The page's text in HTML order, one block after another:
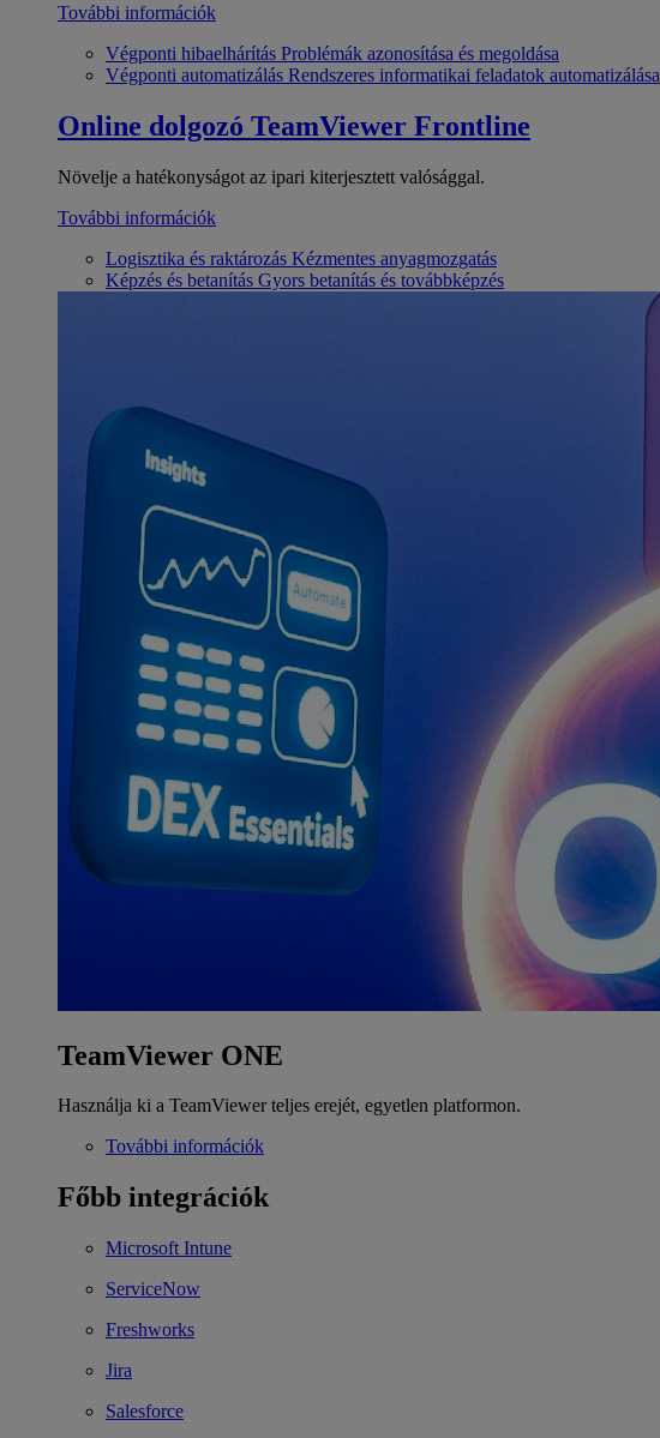
További információk
Végponti hibaelhárítás Problémák azonosítása és megoldása
Végponti automatizálás Rendszeres informatikai feladatok automatizálása
Online dolgozó TeamViewer Frontline
Növelje a hatékonyságot az ipari kiterjesztett valósággal.
További információk
Logisztika és raktározás Kézmentes anyagmozgatás
Képzés és betanítás Gyors betanítás és továbbképzés
TeamViewer ONE
Használja ki a TeamViewer teljes erejét, egyetlen platformon.
További információk
Főbb integrációk
Microsoft Intune
ServiceNow
Freshworks
Jira
Salesforce